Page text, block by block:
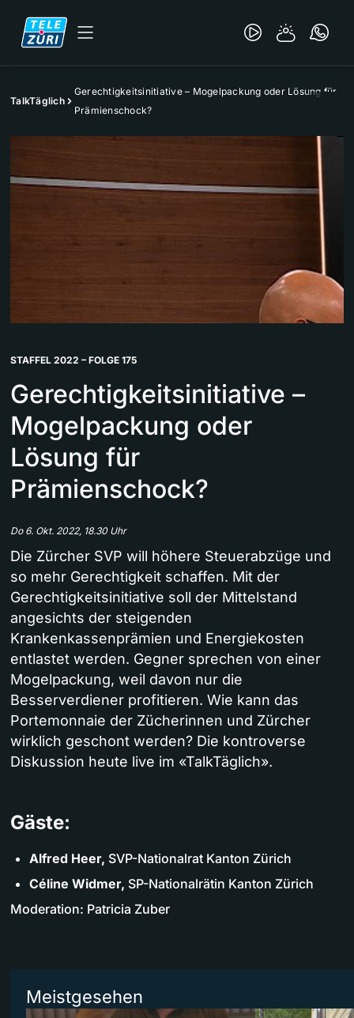
TalkTäglich
Gerechtigkeitsinitiative – Mogelpackung oder Lösung für
Prämienschock?
STAFFEL 2022 – FOLGE 175
Gerechtigkeitsinitiative –
Mogelpackung oder
Lösung für
Prämienschock?
Do 6. Okt. 2022, 18.30 Uhr
Die Zürcher SVP will höhere Steuerabzüge und
so mehr Gerechtigkeit schaffen. Mit der
Gerechtigkeitsinitiative soll der Mittelstand
angesichts der steigenden
Krankenkassenprämien und Energiekosten
entlastet werden. Gegner sprechen von einer
Mogelpackung, weil davon nur die
Besserverdiener profitieren. Wie kann das
Portemonnaie der Zücherinnen und Zürcher
wirklich geschont werden? Die kontroverse
Diskussion heute live im «TalkTäglich».
Gäste:
Alfred Heer, SVP-Nationalrat Kanton Zürich
Céline Widmer, SP-Nationalrätin Kanton Zürich
Moderation: Patricia Zuber
Meistgesehen